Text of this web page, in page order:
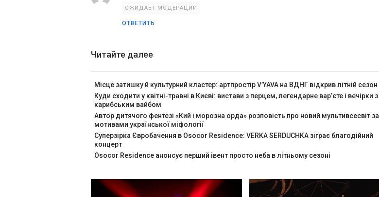
ОЖИДАЕТ МОДЕРАЦИИ
ОТВЕТИТЬ
Читайте далее
Місце затишку й культурний кластер: артпростір V’YAVA на ВДНГ відкрив літній сезон
Куди сходити у квітні-травні в Києві: вистави з перцем, легендарне вар’єте і вечірки з
карибським вайбом
Автор дитячого фентезі «Кий і морозна орда» розповість про новий мультивсесвіт за
мотивами української міфології
Суперзірка Євробачення в Osocor Residence: VERKA SERDUCHKA зіграє благодійний
концерт
Osocor Residence анонсує перший івент просто неба в літньому сезоні